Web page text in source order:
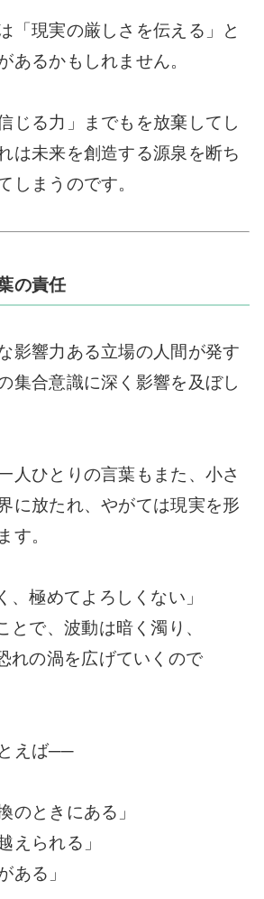
「現実の厳しさを伝える」と
あるかもしれません。
じる力」までもを放棄してし
は未来を創造する源泉を断ち
しまうのです。
の責任
影響力ある立場の人間が発す
集合意識に深く影響を及ぼし
人ひとりの言葉もまた、小さ
に放たれ、やがては現実を形
す。
、極めてよろしくない」
とで、波動は暗く濁り、
れの渦を広げていくので
えば──
のときにある」
えられる」
ある」